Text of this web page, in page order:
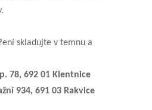
skladujte v temnu a
78, 692 01 Klentnice
934, 691 03 Rakvice